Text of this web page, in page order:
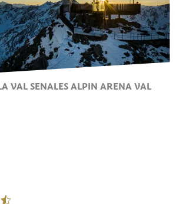
VAL SENALES ALPIN ARENA VAL